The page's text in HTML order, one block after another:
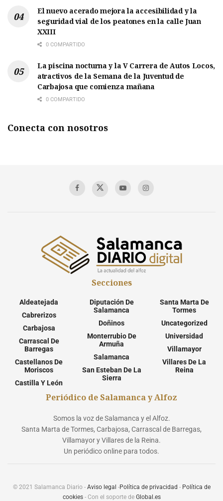
El nuevo acerado mejora la accesibilidad y la
seguridad vial de los peatones en la calle Juan
XXIII
0 COMPARTIDO
La piscina nocturna y la V Carrera de Autos Locos,
atractivos de la Semana de la Juventud de
Carbajosa que comienza mañana
0 COMPARTIDO
Conecta con nosotros
Secciones
Aldeatejada
Cabrerizos
Carbajosa
Carrascal De
Barregas
Castellanos De
Moriscos
Castilla Y León
Diputación De
Salamanca
Doñinos
Monterrubio De
Armuña
Salamanca
San Esteban De La
Sierra
Santa Marta De
Tormes
Uncategorized
Universidad
Villamayor
Villares De La
Reina
Periódico de Salamanca y Alfoz
Somos la voz de Salamanca y el Alfoz.
Santa Marta de Tormes, Carbajosa, Carrascal de Barregas,
Villamayor y Villares de la Reina.
Un periódico online para todos.
© 2021 Salamanca Diario - Aviso legal -Política de privacidad - Política de
cookies- Con el soporte de Global.es